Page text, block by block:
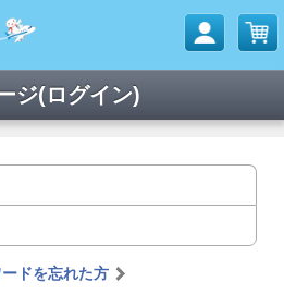
ジ(ログイン)
ドを忘れた方